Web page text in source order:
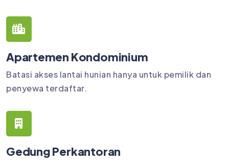
Apartemen Kondominium
Batasi akses lantai hunian hanya untuk pemilik dan
penyewa terdaftar.
Gedung Perkantoran